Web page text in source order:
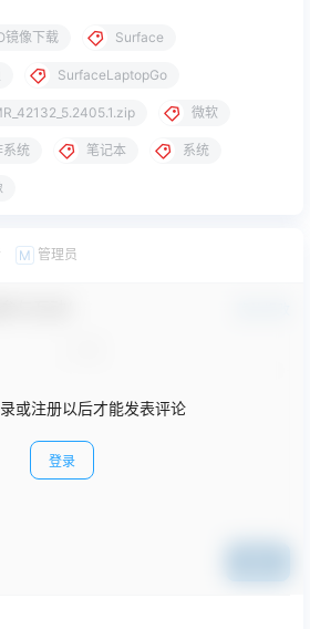
镜像下载 Surface
SurfaceLaptopGo
微软
统 笔记本 系统
M 管理员
或注册以后才能发表评论
登录